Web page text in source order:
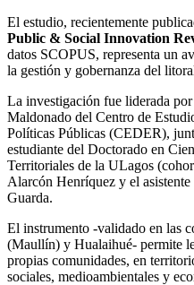
El estudio, recientemente
Public & Social Innovation
datos SCOPUS, representa un
la gestión y gobernanza del
La investigación fue liderada
Maldonado del Centro de
Políticas Públicas (CEDER),
estudiante del Doctorado en
Territoriales de la ULagos
Alarcón Henríquez y el
Guarda.
El instrumento -validado en las
(Maullín) y Hualaihué- permite
propias comunidades, en
sociales, medioambientales y